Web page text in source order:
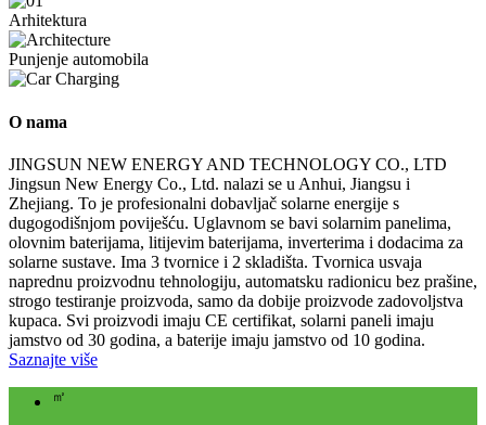
Arhitektura
Punjenje automobila
O nama
JINGSUN NEW ENERGY AND TECHNOLOGY CO., LTD
Jingsun New Energy Co., Ltd. nalazi se u Anhui, Jiangsu i
Zhejiang. To je profesionalni dobavljač solarne energije s
dugogodišnjom poviješću. Uglavnom se bavi solarnim panelima,
olovnim baterijama, litijevim baterijama, inverterima i dodacima za
solarne sustave. Ima 3 tvornice i 2 skladišta. Tvornica usvaja
naprednu proizvodnu tehnologiju, automatsku radionicu bez prašine,
strogo testiranje proizvoda, samo da dobije proizvode zadovoljstva
kupaca. Svi proizvodi imaju CE certifikat, solarni paneli imaju
jamstvo od 30 godina, a baterije imaju jamstvo od 10 godina.
Saznajte više
㎡